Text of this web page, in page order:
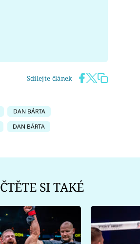
Sdílejte článek
DAN BÁRTA
DAN BÁRTA
SI TAKÉ